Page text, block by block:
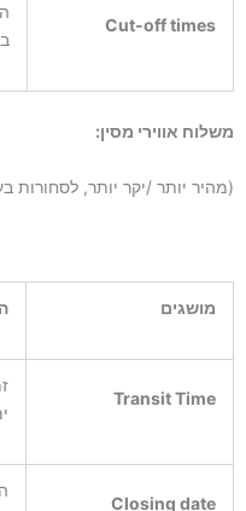
Cut-off times
משלוח אווירי מסין:
(מהיר יותר /יקר יותר, לסחורות
מושגים
Transit Time
Closing date